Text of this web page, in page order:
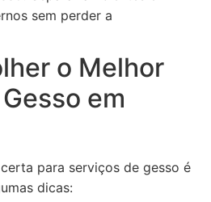
sem perder a
o Melhor
em
para serviços de gesso é
dicas: